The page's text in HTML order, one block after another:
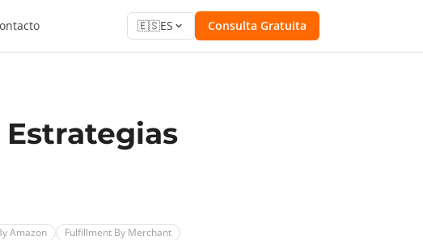
🇪🇸ES Consulta Gratuita
Estrategias
Amazon
Fulfillment By Merchant